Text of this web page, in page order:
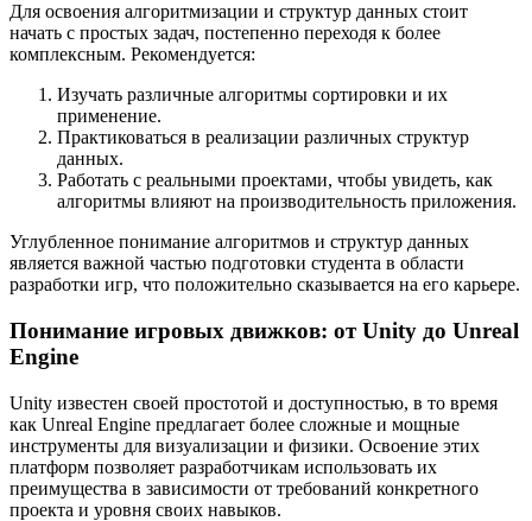
Для освоения алгоритмизации и структур данных стоит
начать с простых задач, постепенно переходя к более
комплексным. Рекомендуется:
Изучать различные алгоритмы сортировки и их
применение.
Практиковаться в реализации различных структур
данных.
Работать с реальными проектами, чтобы увидеть, как
алгоритмы влияют на производительность приложения.
Углубленное понимание алгоритмов и структур данных
является важной частью подготовки студента в области
разработки игр, что положительно сказывается на его карьере.
Понимание игровых движков: от Unity до Unreal
Engine
Unity известен своей простотой и доступностью, в то время
как Unreal Engine предлагает более сложные и мощные
инструменты для визуализации и физики. Освоение этих
платформ позволяет разработчикам использовать их
преимущества в зависимости от требований конкретного
проекта и уровня своих навыков.